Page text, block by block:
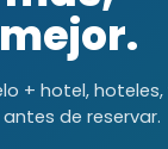
+ hotel,
de reservar.